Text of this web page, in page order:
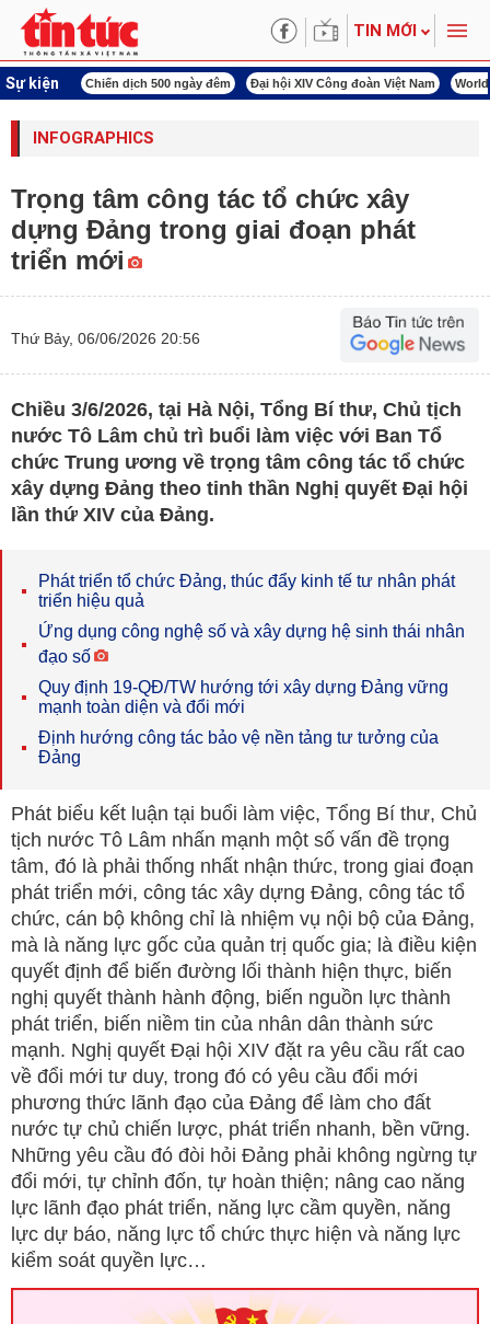
TIN MỚI
Sự kiện
ngày đêm Đại hội XIV Công đoàn Việt Nam World Cup 2026 Kỳ họp thứ
INFOGRAPHICS
Trọng tâm công tác tổ chức xây
dựng Đảng trong giai đoạn phát
triển mới
Thứ Bảy, 06/06/2026 20:56
Chiều 3/6/2026, tại Hà Nội, Tổng Bí thư, Chủ tịch
nước Tô Lâm chủ trì buổi làm việc với Ban Tổ
chức Trung ương về trọng tâm công tác tổ chức
xây dựng Đảng theo tinh thần Nghị quyết Đại hội
lần thứ XIV của Đảng.
Phát triển tổ chức Đảng, thúc đẩy kinh tế tư nhân phát
triển hiệu quả
Ứng dụng công nghệ số và xây dựng hệ sinh thái nhân
đạo số
Quy định 19-QĐ/TW hướng tới xây dựng Đảng vững
mạnh toàn diện và đổi mới
Định hướng công tác bảo vệ nền tảng tư tưởng của
Đảng
Phát biểu kết luận tại buổi làm việc, Tổng Bí thư, Chủ
tịch nước Tô Lâm nhấn mạnh một số vấn đề trọng
tâm, đó là phải thống nhất nhận thức, trong giai đoạn
phát triển mới, công tác xây dựng Đảng, công tác tổ
chức, cán bộ không chỉ là nhiệm vụ nội bộ của Đảng,
mà là năng lực gốc của quản trị quốc gia; là điều kiện
quyết định để biến đường lối thành hiện thực, biến
nghị quyết thành hành động, biến nguồn lực thành
phát triển, biến niềm tin của nhân dân thành sức
mạnh. Nghị quyết Đại hội XIV đặt ra yêu cầu rất cao
về đổi mới tư duy, trong đó có yêu cầu đổi mới
phương thức lãnh đạo của Đảng để làm cho đất
nước tự chủ chiến lược, phát triển nhanh, bền vững.
Những yêu cầu đó đòi hỏi Đảng phải không ngừng tự
đổi mới, tự chỉnh đốn, tự hoàn thiện; nâng cao năng
lực lãnh đạo phát triển, năng lực cầm quyền, năng
lực dự báo, năng lực tổ chức thực hiện và năng lực
kiểm soát quyền lực…